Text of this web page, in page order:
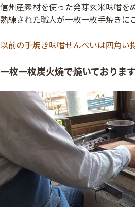
信州産素材を使った発芽玄米味噌を
熟練された職人が一枚一枚手焼きに
以前の手焼き味噌せんべいは四角い
一枚一枚炭火焼で焼いております